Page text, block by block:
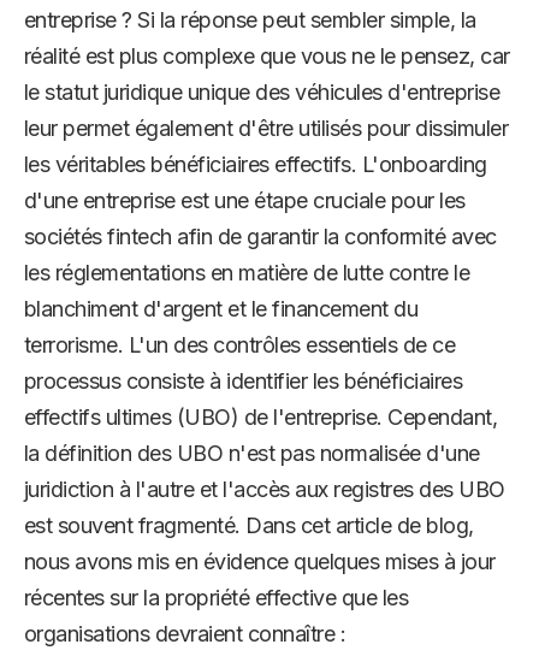
entreprise ? Si la réponse peut sembler simple, la
réalité est plus complexe que vous ne le pensez, car
le statut juridique unique des véhicules d'entreprise
leur permet également d'être utilisés pour dissimuler
les véritables bénéficiaires effectifs. L'onboarding
d'une entreprise est une étape cruciale pour les
sociétés fintech afin de garantir la conformité avec
les réglementations en matière de lutte contre le
blanchiment d'argent et le financement du
terrorisme. L'un des contrôles essentiels de ce
processus consiste à identifier les bénéficiaires
effectifs ultimes (UBO) de l'entreprise. Cependant,
la définition des UBO n'est pas normalisée d'une
juridiction à l'autre et l'accès aux registres des UBO
est souvent fragmenté. Dans cet article de blog,
nous avons mis en évidence quelques mises à jour
récentes sur la propriété effective que les
organisations devraient connaître :